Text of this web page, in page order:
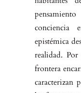
conciencia
epistémica
realidad.
frontera
caracterizan